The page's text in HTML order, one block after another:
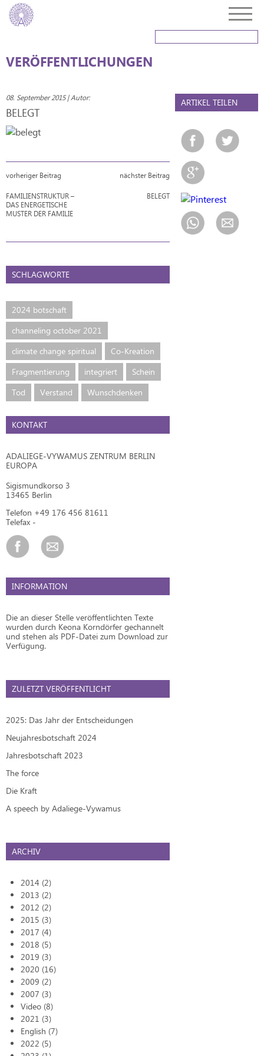
VERÖFFENTLICHUNGEN
08. September 2015 | Autor:
BELEGT
vorheriger Beitrag
FAMILIENSTRUKTUR –
DAS ENERGETISCHE
MUSTER DER FAMILIE
nächster Beitrag
BELEGT
SCHLAGWORTE
2024 botschaft
channeling october 2021
climate change spiritual
Co-Kreation
Fragmentierung
integriert
Schein
Tod
Verstand Wunschdenken
KONTAKT
ADALIEGE-VYWAMUS ZENTRUM BERLIN
EUROPA
Sigismundkorso 3
13465 Berlin
Telefon +49 176 456 81611
Telefax -
ARTIKEL TEILEN
INFORMATION
Die an dieser Stelle veröffentlichten Texte
wurden durch Keona Korndörfer gechannelt
und stehen als PDF-Datei zum Download zur
Verfügung.
ZULETZT VERÖFFENTLICHT
2025: Das Jahr der Entscheidungen
Neujahresbotschaft 2024
Jahresbotschaft 2023
The force
Die Kraft
A speech by Adaliege-Vywamus
ARCHIV
2014 (2)
2013 (2)
2012 (2)
2015 (3)
2017 (4)
2018 (5)
2019 (3)
2020 (16)
2009 (2)
2007 (3)
Video (8)
2021 (3)
English (7)
2022 (5)